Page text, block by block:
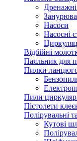
Насоси
Насосні
Відбійні
Паяльник для
Пилки
Пили
Пістолети
Полірувальні
Кутові